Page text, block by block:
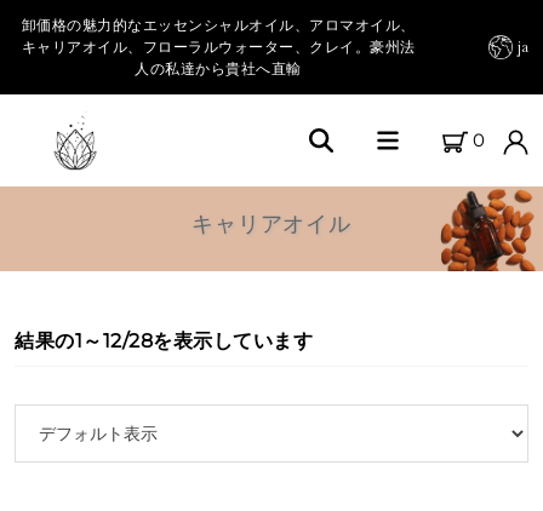
卸価格の魅力的なエッセンシャルオイル、アロマオイル、
キャリアオイル、フローラルウォーター、クレイ。豪州法
人の私達から貴社へ直輸
ja
0
FARM FRESH OILSについて
私たちの農園
エッセンシャルオイル＆その他オイル
キャリアオイル
結果の1～12/28を表示しています